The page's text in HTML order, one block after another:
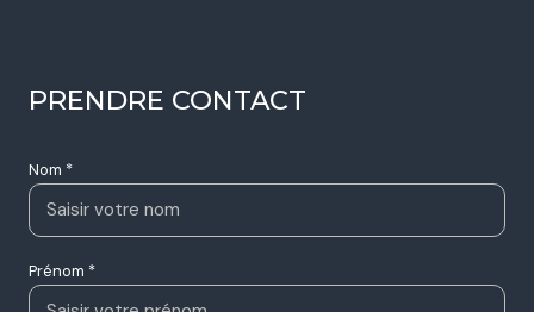
PRENDRE CONTACT
Nom *
Prénom *